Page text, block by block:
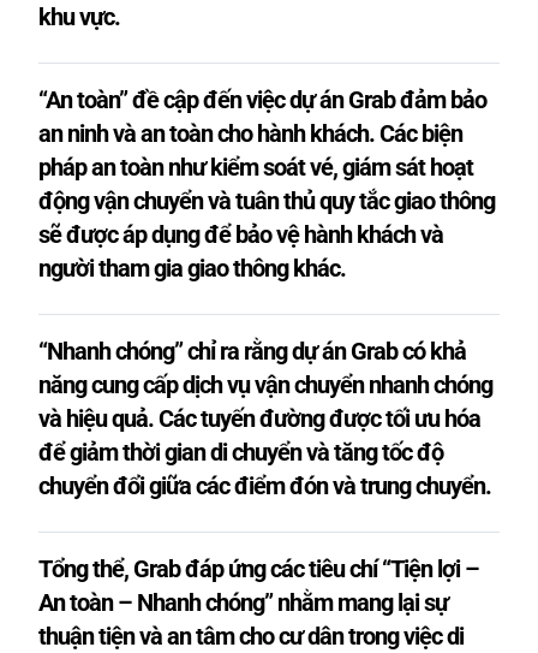
khu vực.
“An toàn” đề cập đến việc dự án Grab đảm bảo
an ninh và an toàn cho hành khách. Các biện
pháp an toàn như kiểm soát vé, giám sát hoạt
động vận chuyển và tuân thủ quy tắc giao thông
sẽ được áp dụng để bảo vệ hành khách và
người tham gia giao thông khác.
“Nhanh chóng” chỉ ra rằng dự án Grab có khả
năng cung cấp dịch vụ vận chuyển nhanh chóng
và hiệu quả. Các tuyến đường được tối ưu hóa
để giảm thời gian di chuyển và tăng tốc độ
chuyển đổi giữa các điểm đón và trung chuyển.
Tổng thể, Grab đáp ứng các tiêu chí “Tiện lợi –
An toàn – Nhanh chóng” nhằm mang lại sự
thuận tiện và an tâm cho cư dân trong việc di